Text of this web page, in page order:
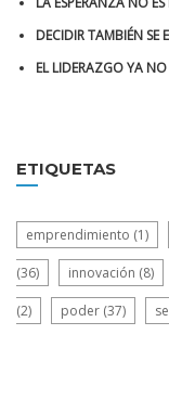
DECIDIR TAMBIÉN SE
EL LIDERAZGO YA NO
ETIQUETAS
emprendimiento (1)
(36) innovación (8)
(2) poder (37)